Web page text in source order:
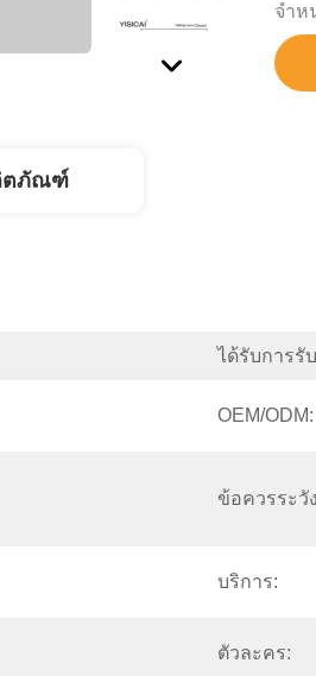
จําห
ตภัณฑ์
ได้รับการรั
OEM/ODM:
ข้อควรระวั
บริการ:
ตัวละคร: